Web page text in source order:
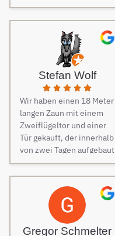
Stefan Wolf
Wir haben einen 18 Meter
langen Zaun mit einem
Zweiflügeltor und einer
Tür gekauft, der innerhalb
von zwei Tagen aufgebaut
wurde. Am dritten Tag
kamen die Elektriker, um
die Steuerung und
Elektrik des Tores
fachmännisch
anzuschließen.
Gregor Schmelter